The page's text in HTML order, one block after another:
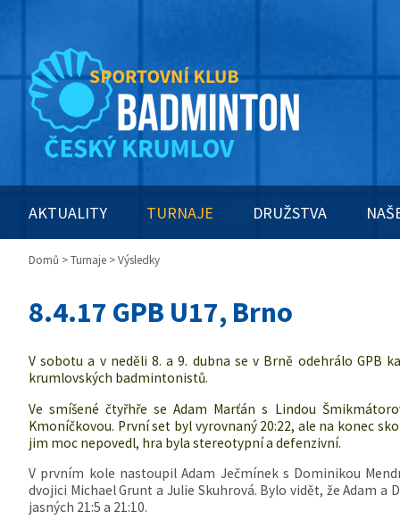
AKTUALITY TURNAJE DRUŽSTVA
Domů >Turnaje > Výsledky
8.4.17 GPB U17, Brno
V sobotu a v neděli 8. a 9. dubna se v Brně odehrálo GPB
krumlovských badmintonistů.
Ve smíšené čtyřhře se Adam Marťán s Lindou
Kmoníčkovou. První set byl vyrovnaný 20:22, ale na konec
jim moc nepovedl, hra byla stereotypní a defenzivní.
V prvním kole nastoupil Adam Ječmínek s Dominikou
dvojici Michael Grunt a Julie Skuhrová. Bylo vidět, že Adam
jasných 21:5 a 21:10.